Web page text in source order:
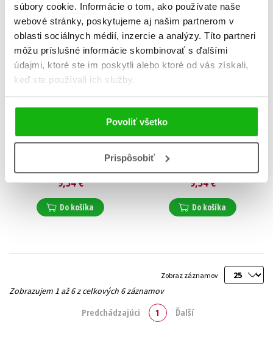
súbory cookie. Informácie o tom, ako používate naše
webové stránky, poskytujeme aj našim partnerom v
oblasti sociálnych médií, inzercie a analýzy. Títo partneri
môžu príslušné informácie skombinovať s ďalšími
údajmi, ktoré ste im poskytli alebo ktoré od vás získali,
keď ste používali ich služby.
Povoliť všetko
Prispôsobiť
Super ségry 2 - Problémy v
9,34 €
Do košíka
Super ségry 1 - Veľké
9,34 €
Do košíka
Zobraz záznamov
Zobrazujem 1 až 6 z celkových 6 záznamov
Predchádzajúci 1 Ďalší